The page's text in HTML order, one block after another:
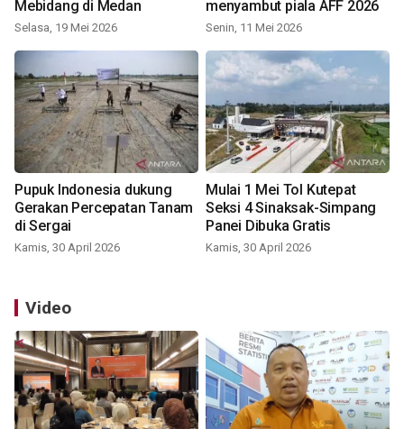
Mebidang di Medan
Selasa, 19 Mei 2026
menyambut piala AFF 2026
Senin, 11 Mei 2026
Pupuk Indonesia dukung
Gerakan Percepatan Tanam
di Sergai
Kamis, 30 April 2026
Mulai 1 Mei Tol Kutepat
Seksi 4 Sinaksak-Simpang
Panei Dibuka Gratis
Kamis, 30 April 2026
Video